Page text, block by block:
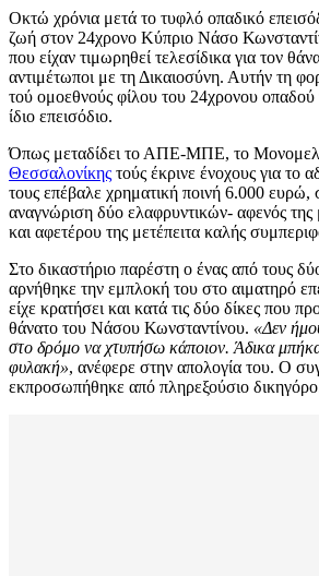
Οκτώ χρόνια μετά το τυφλό οπαδικό
ζωή στον 24χρονο Κύπριο Νάσο
που είχαν τιμωρηθεί τελεσίδικα για τον
αντιμέτωποι με τη Δικαιοσύνη. Αυτήν τη
τού ομοεθνούς φίλου του 24χρονου
ίδιο επεισόδιο.
Όπως μεταδίδει το ΑΠΕ-ΜΠΕ, το
Θεσσαλονίκης τούς έκρινε ένοχους για το
τους επέβαλε χρηματική ποινή 6.000 ευρώ,
αναγνώριση δύο ελαφρυντικών- αφενός της
και αφετέρου της μετέπειτα καλής
Στο δικαστήριο παρέστη ο ένας από τους
αρνήθηκε την εμπλοκή του στο αιματηρό
είχε κρατήσει και κατά τις δύο δίκες που
θάνατο του Νάσου Κωνσταντίνου. «Δεν
στο δρόμο να χτυπήσω κάποιον. Άδικα
φυλακή», ανέφερε στην απολογία του. Ο
εκπροσωπήθηκε από πληρεξούσιο